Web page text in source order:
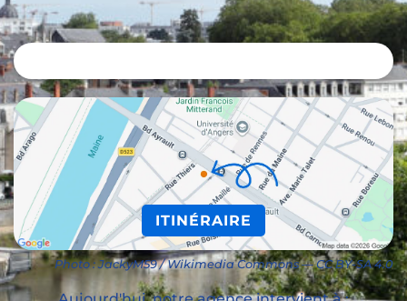
ITINÉRAIRE
Photo : JackyM59 / Wikimedia Commons — CC BY-SA 4.0